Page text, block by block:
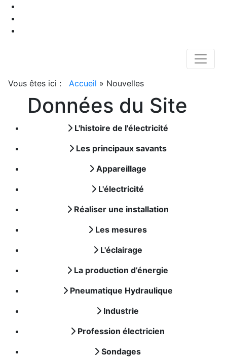
Vous êtes ici : Accueil » Nouvelles
Données du Site
L'histoire de l'électricité
Les principaux savants
Appareillage
L'électricité
Réaliser une installation
Les mesures
L'éclairage
La production d’énergie
Pneumatique Hydraulique
Industrie
Profession électricien
Sondages